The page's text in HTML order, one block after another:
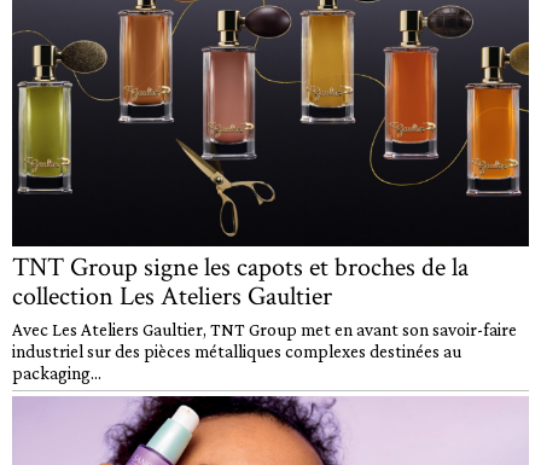
TNT Group signe les capots et broches de la
collection Les Ateliers Gaultier
Avec Les Ateliers Gaultier, TNT Group met en avant son savoir-faire
industriel sur des pièces métalliques complexes destinées au
packaging...